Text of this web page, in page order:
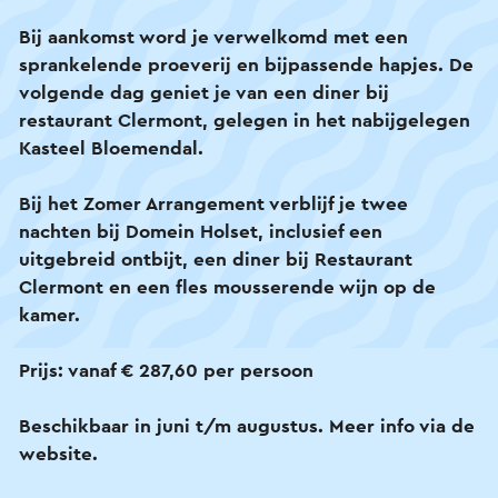
Geniet van Limburgse mousserende wijnen en
bites.
Tijdens een rondleiding en proeverij leer je alles
gemaakt worden.
Huur een luxe e-bike om het Heuvelland te
verkennen.
bruisende arrangementen via de direct boeken-
Bij aankomst word je verwelkomd met een
sprankelende proeverij en bijpassende hapjes. De
volgende dag geniet je van een diner bij
restaurant Clermont, gelegen in het nabijgelegen
Kasteel Bloemendal.
Bij het Zomer Arrangement verblijf je twee
nachten bij Domein Holset, inclusief een
uitgebreid ontbijt, een diner bij Restaurant
Clermont en een fles mousserende wijn op de
kamer.
Prijs: vanaf € 287,60 per persoon
Beschikbaar in juni t/m augustus. Meer info via de
website.